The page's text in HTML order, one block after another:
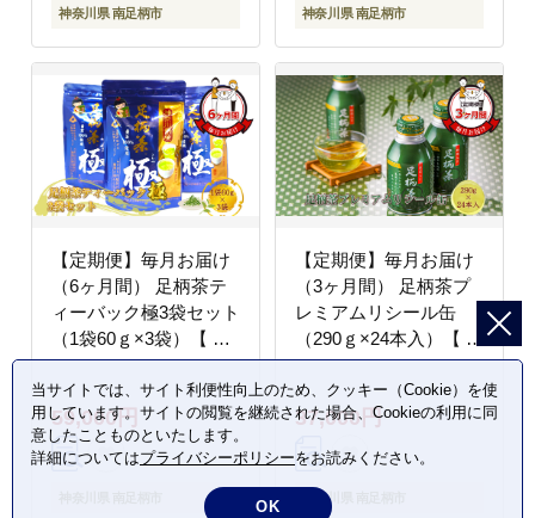
神奈川県 南足柄市 神奈川県 南足柄市
【定期便】毎月お届け
（6ヶ月間） 足柄茶テ
ィーバック極3袋セット
（1袋60ｇ×3袋）【 お
茶 ギフト プレゼント
贈り物 神奈川県 南足柄
市 】
59,000円
【定期便】毎月お届け
（3ヶ月間） 足柄茶プ
レミアムリシール缶
（290ｇ×24本入）【 お
茶 ギフト プレゼント
贈り物 神奈川県 南足柄
市 】
37,000円
神奈川県 南足柄市
当サイトでは、サイト利便性向上のため、クッキー（Cookie）を使
用しています。サイトの閲覧を継続された場合、Cookieの利用に同
意したことものといたします。
詳細についてはプライバシーポリシーをお読みください。
OK